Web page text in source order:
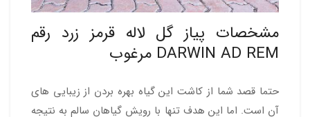
مشخصات پیاز گل لاله قرمز زرد رقم
DARWIN AD REM مرغوب
حتما قصد شما از کاشت این گیاه بهره بردن از زیبایی های
آن است. اما این هدف تنها با رویش گیاهان سالم به نتیجه